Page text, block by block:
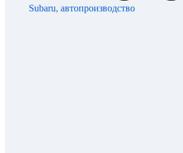
Subaru, автопроизводство